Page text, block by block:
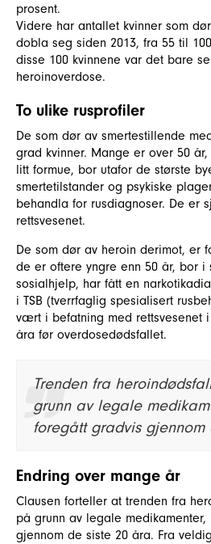
prosent.
Videre har antallet kvinner som
dobla seg siden 2013, fra 55 til
disse 100 kvinnene var det bare
heroinoverdose.
To ulike rusprofiler
De som dør av smertestillende
grad kvinner. Mange er over 50
litt formue, bor utafor de største
smertetilstander og psykiske
behandla for rusdiagnoser. De er
rettsvesenet.
De som dør av heroin derimot, er
de er oftere yngre enn 50 år, bor i
sosialhjelp, har fått en
i TSB (tverrfaglig spesialisert
vært i befatning med rettsvesenet
åra før overdosedødsfallet.
Trenden fra
grunn av legale
foregått gradvis gjennom
Endring over mange år
Clausen forteller at trenden fra
på grunn av legale
gjennom de siste 20 åra. Fra